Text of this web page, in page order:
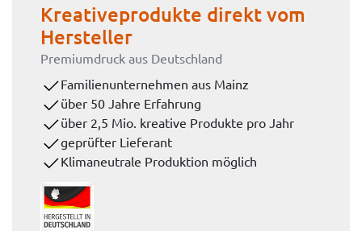
Kreativeprodukte direkt vom
Hersteller
Premiumdruck aus Deutschland
Familienunternehmen aus Mainz
über 50 Jahre Erfahrung
über 2,5 Mio. kreative Produkte pro Jahr
geprüfter Lieferant
Klimaneutrale Produktion möglich